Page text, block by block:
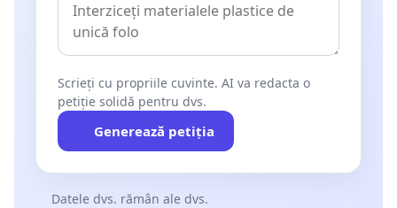
Scrieți cu propriile cuvinte. AI va redacta o
petiție solidă pentru dvs.
Generează petiția
Datele dvs. rămân ale dvs.